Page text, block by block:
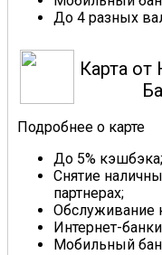
До 4 разных
Карта
Подробнее о карте
До 5% кэшбэка;
Снятие
партнерах;
Обслуживание
Интернет-
Мобильный